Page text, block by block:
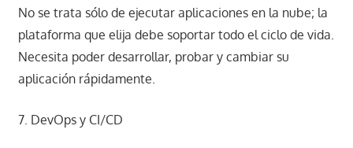
No se trata sólo de ejecutar aplicaciones en la nube; la
plataforma que elija debe soportar todo el ciclo de vida.
Necesita poder desarrollar, probar y cambiar su
aplicación rápidamente.
7. DevOps y CI/CD